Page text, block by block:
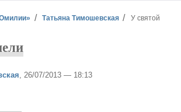
Татьяна Тимошевская
У святой
, 26/07/2013 — 18:13